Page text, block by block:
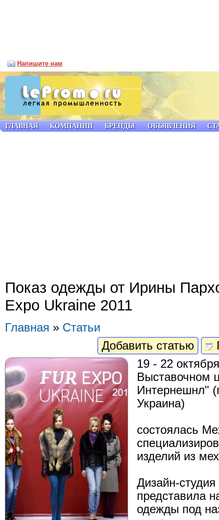
Показ одежды от Ирины
Expo Ukraine 2011
Главная » Статьи
Добавить статью
19 - 22
Выставочном
Интернешнл"
Украина)
состоялась
изделий из
Дизайн-
представила
одежды под
ГЛАВНАЯ КОМПАНИИ БРЕНДЫ ОБЪЯВЛЕНИЯ
Напишите нам